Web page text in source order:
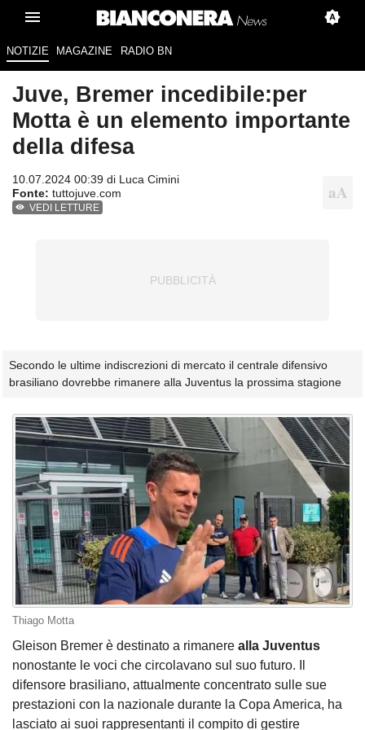
NOTIZIE MAGAZINE RADIO BN
Juve, Bremer incedibile:per
Motta è un elemento importante
della difesa
10.07.2024 00:39 di Luca Cimini
Fonte: tuttojuve.com
VEDI LETTURE
Secondo le ultime indiscrezioni di mercato il centrale difensivo
brasiliano dovrebbe rimanere alla Juventus la prossima stagione
Thiago Motta
Gleison Bremer è destinato a rimanere alla Juventus
nonostante le voci che circolavano sul suo futuro. Il
difensore brasiliano, attualmente concentrato sulle sue
prestazioni con la nazionale durante la Copa America, ha
lasciato ai suoi rappresentanti il compito di gestire